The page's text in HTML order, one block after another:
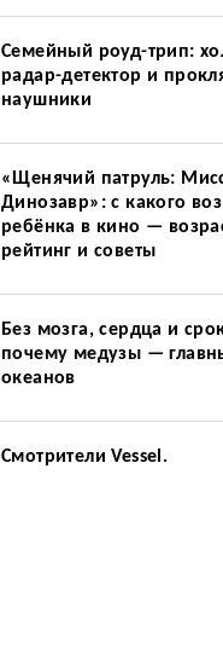
Семейный роуд-трип:
радар-детектор и
наушники
«Щенячий патруль:
Динозавр»: с какого
ребёнка в кино —
рейтинг и советы
Без мозга, сердца и
почему медузы —
океанов
Смотрители Vessel.